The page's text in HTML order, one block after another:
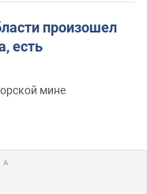
произошел
есть
мине